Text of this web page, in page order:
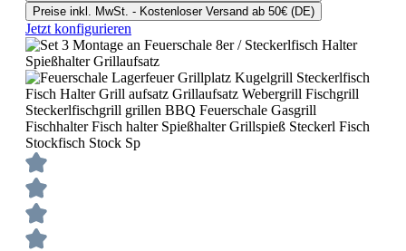
Preise inkl. MwSt. - Kostenloser Versand ab 50€ (DE)
Jetzt konfigurieren